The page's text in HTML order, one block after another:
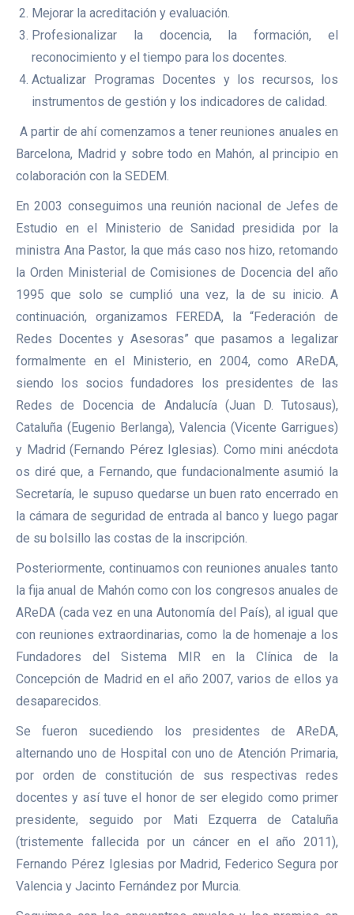
Mejorar la acreditación y evaluación.
Profesionalizar la docencia, la formación, el
reconocimiento y el tiempo para los docentes.
Actualizar Programas Docentes y los recursos, los
instrumentos de gestión y los indicadores de calidad.
A partir de ahí comenzamos a tener reuniones anuales en
Barcelona, Madrid y sobre todo en Mahón, al principio en
colaboración con la SEDEM.
En 2003 conseguimos una reunión nacional de Jefes de
Estudio en el Ministerio de Sanidad presidida por la
ministra Ana Pastor, la que más caso nos hizo, retomando
la Orden Ministerial de Comisiones de Docencia del año
1995 que solo se cumplió una vez, la de su inicio. A
continuación, organizamos FEREDA, la “Federación de
Redes Docentes y Asesoras” que pasamos a legalizar
formalmente en el Ministerio, en 2004, como AReDA,
siendo los socios fundadores los presidentes de las
Redes de Docencia de Andalucía (Juan D. Tutosaus),
Cataluña (Eugenio Berlanga), Valencia (Vicente Garrigues)
y Madrid (Fernando Pérez Iglesias). Como mini anécdota
os diré que, a Fernando, que fundacionalmente asumió la
Secretaría, le supuso quedarse un buen rato encerrado en
la cámara de seguridad de entrada al banco y luego pagar
de su bolsillo las costas de la inscripción.
Posteriormente, continuamos con reuniones anuales tanto
la fija anual de Mahón como con los congresos anuales de
AReDA (cada vez en una Autonomía del País), al igual que
con reuniones extraordinarias, como la de homenaje a los
Fundadores del Sistema MIR en la Clínica de la
Concepción de Madrid en el año 2007, varios de ellos ya
desaparecidos.
Se fueron sucediendo los presidentes de AReDA,
alternando uno de Hospital con uno de Atención Primaria,
por orden de constitución de sus respectivas redes
docentes y así tuve el honor de ser elegido como primer
presidente, seguido por Mati Ezquerra de Cataluña
(tristemente fallecida por un cáncer en el año 2011),
Fernando Pérez Iglesias por Madrid, Federico Segura por
Valencia y Jacinto Fernández por Murcia.